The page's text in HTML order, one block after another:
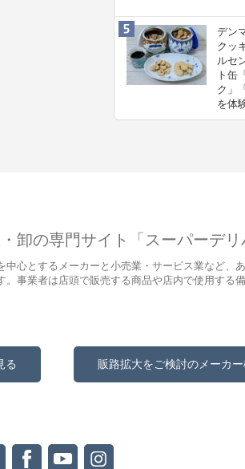
デン
クッ
ルセ
ト缶
ク」
を体
卸の専門サイト「スーパーデリ
中心とするメーカーと小売業・サービス業など、
。事業者は店頭で販売する商品や店内で使用する
る 販路拡大をご検討のメーカ